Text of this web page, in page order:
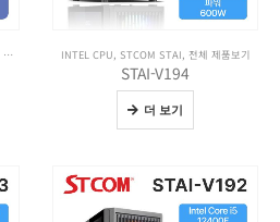
전체 제품보기INTEL CPU, STCOM STAI, 전체 제품보기
STAI-V194
더 보기